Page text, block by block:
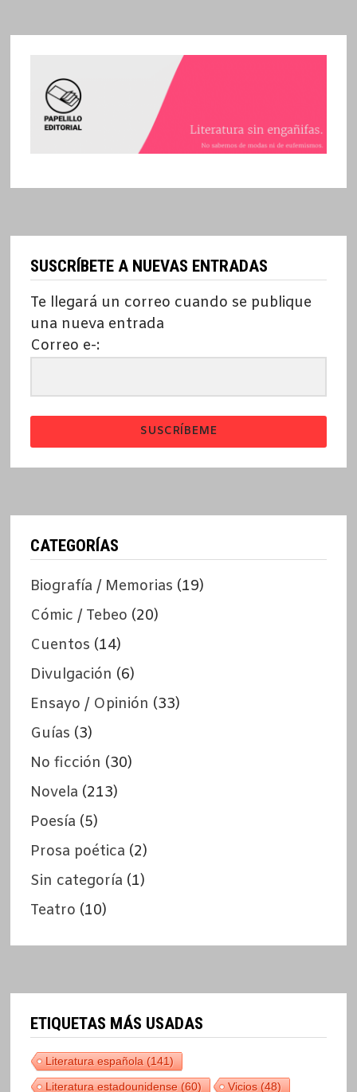
SUSCRÍBETE A NUEVAS ENTRADAS
Te llegará un correo cuando se publique
una nueva entrada
Correo e-:
SUSCRÍBEME
CATEGORÍAS
Biografía / Memorias (19)
Cómic / Tebeo (20)
Cuentos (14)
Divulgación (6)
Ensayo / Opinión (33)
Guías (3)
No ficción (30)
Novela (213)
Poesía (5)
Prosa poética (2)
Sin categoría (1)
Teatro (10)
ETIQUETAS MÁS USADAS
Literatura española(141)
Literatura estadounidense(60) Vicios(48)